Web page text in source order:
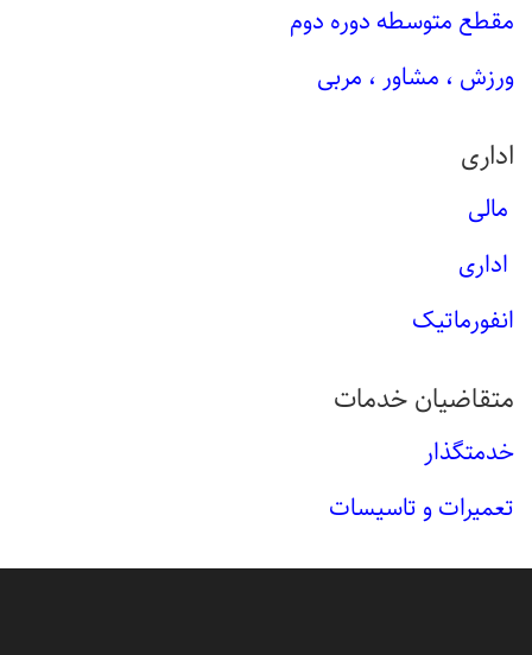
مقطع متوسطه دوره دوم
ورزش ، مشاور ، مربی
اداری
مالی
اداری
انفورماتیک
متقاضیان خدمات
خدمتگذار
تعمیرات و تاسیسات